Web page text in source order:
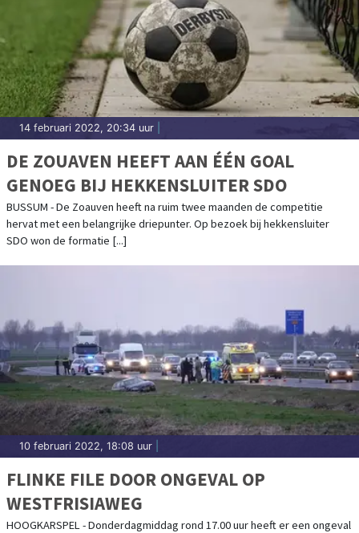
14 februari 2022, 20:34 uur
DE ZOUAVEN HEEFT AAN ÉÉN GOAL
GENOEG BIJ HEKKENSLUITER SDO
BUSSUM - De Zoauven heeft na ruim twee maanden de competitie
hervat met een belangrijke driepunter. Op bezoek bij hekkensluiter
SDO won de formatie [...]
10 februari 2022, 18:08 uur
FLINKE FILE DOOR ONGEVAL OP
WESTFRISIAWEG
HOOGKARSPEL - Donderdagmiddag rond 17.00 uur heeft er een ongeval